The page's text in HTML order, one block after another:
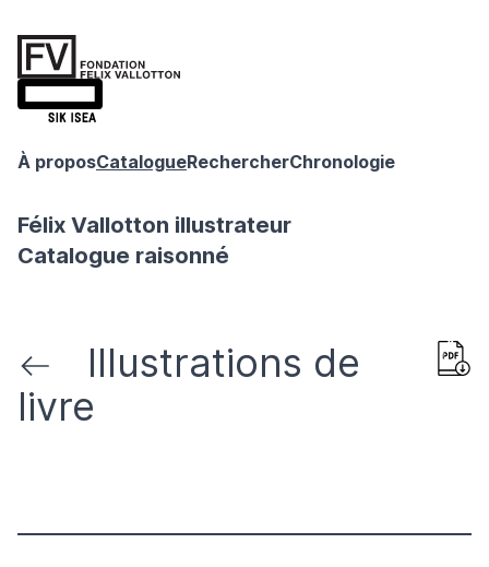
À proposCatalogueRechercherChronologie
Félix Vallotton illustrateur
Catalogue raisonné
Illustrations de
livre